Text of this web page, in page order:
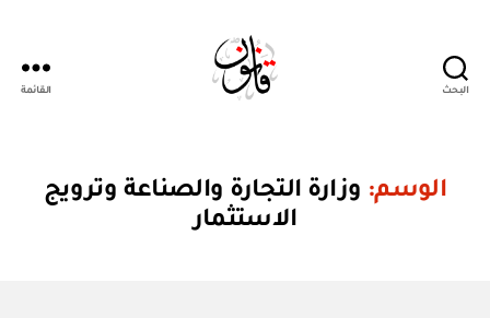
البحث القائمة
الوسم: وزارة التجارة والصناعة وترويج
الاستثمار